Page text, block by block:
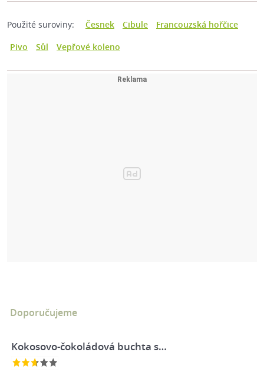
Použité suroviny: Česnek Cibule
Francouzská hořčice
Pivo
Sůl Vepřové koleno
Doporučujeme
Kokosovo-čokoládová buchta s…